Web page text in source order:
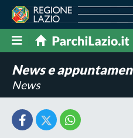
News e
News